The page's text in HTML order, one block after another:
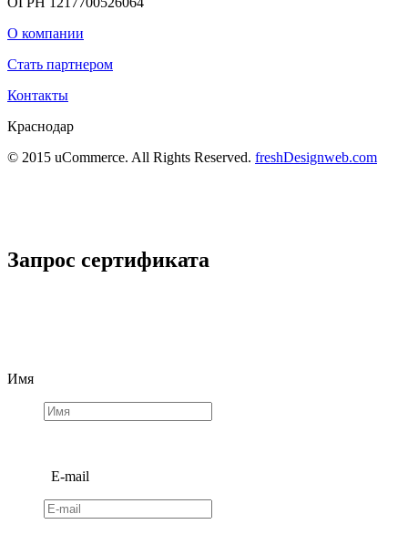
О компании
Стать партнером
Контакты
Краснодар
© 2015 uCommerce. All Rights Reserved. freshDesignweb.com
Запрос сертификата
Имя
E-mail